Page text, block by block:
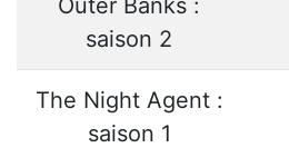
saison 2
The Night Agent :
saison 1